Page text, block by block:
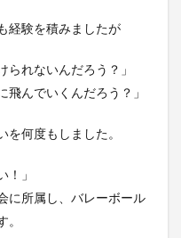
経験を積みましたが
られないんだろう？」
飛んでいくんだろう？」
を何度もしました。
！」
に所属し、バレーボール
。